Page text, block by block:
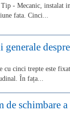
Tip - Mecanic, instalat
fata. Cinci...
cu cinci trepte este
În fața...
de schimbare